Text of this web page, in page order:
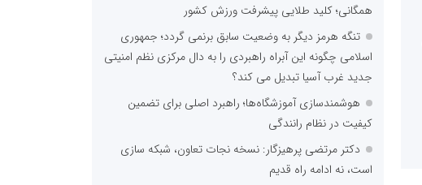
همگانی؛ کلید طلایی پیشرفت ورزش کشور
تنگه هرمز دیگر به وضعیت سابق برنمی گردد؛ جمهوری
اسلامی چگونه این آبراه راهبردی را به دال مرکزی نظم امنیتی
جدید غرب آسیا تبدیل می کند؟
هوشمندسازی آموزشگاه‌ها؛ راهبرد اصلی برای تضمین
کیفیت در نظام رانندگی
دکتر مرتضی پرهیزگار: نسخه نجات تعاون، شبکه سازی
است، نه ادامه راه قدیم